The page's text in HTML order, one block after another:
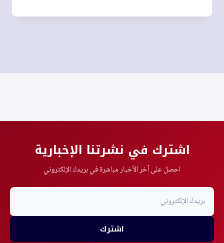
اشترك في نشرتنا الإخبارية
احصل على آخر الأخبار مباشرة في بريدك الإلكتروني
اشترك